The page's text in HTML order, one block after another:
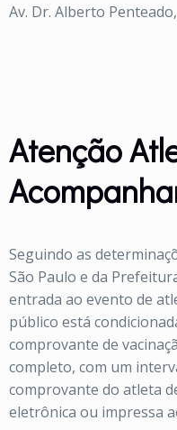
Av. Dr. Alberto
Atenção
Seguindo as
São Paulo e da
entrada ao evento de
público está
comprovante de
completo, com um
comprovante do atleta
eletrônica ou impressa